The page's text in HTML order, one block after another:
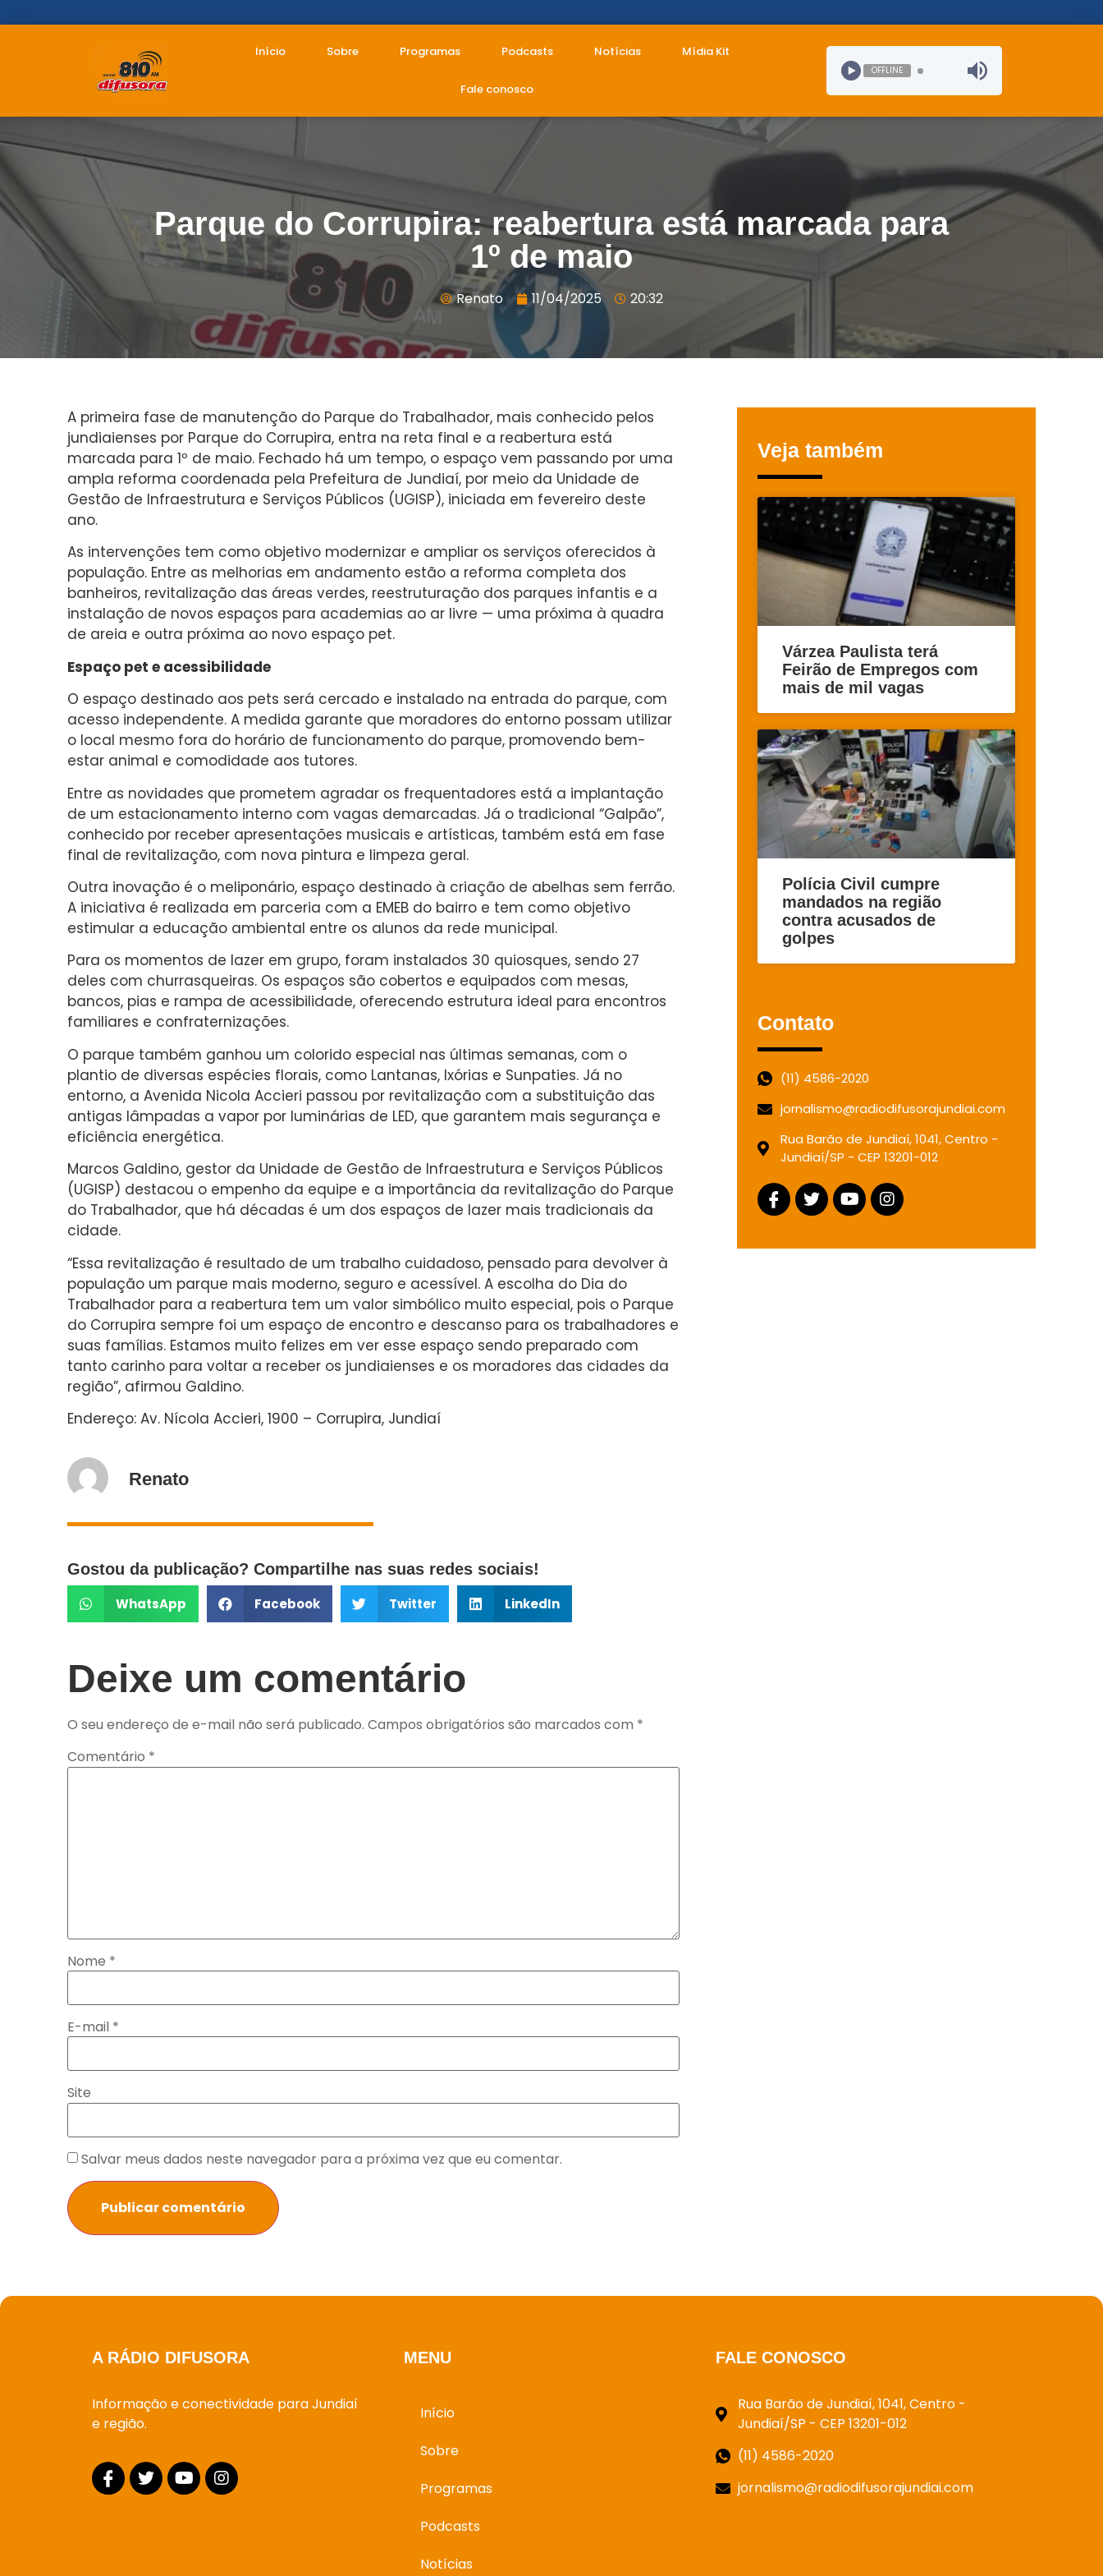
Início Sobre Programas Podcasts Notícias Mídia Kit
Fale conosco
OFFLINE
Parque do Corrupira: reabertura está marcada para
1º de maio
Renato 11/04/2025 20:32
A primeira fase de manutenção do Parque do Trabalhador, mais conhecido pelos
jundiaienses por Parque do Corrupira, entra na reta final e a reabertura está
marcada para 1º de maio. Fechado há um tempo, o espaço vem passando por uma
ampla reforma coordenada pela Prefeitura de Jundiaí, por meio da Unidade de
Gestão de Infraestrutura e Serviços Públicos (UGISP), iniciada em fevereiro deste
ano.
As intervenções tem como objetivo modernizar e ampliar os serviços oferecidos à
população. Entre as melhorias em andamento estão a reforma completa dos
banheiros, revitalização das áreas verdes, reestruturação dos parques infantis e a
instalação de novos espaços para academias ao ar livre — uma próxima à quadra
de areia e outra próxima ao novo espaço pet.
Espaço pet e acessibilidade
O espaço destinado aos pets será cercado e instalado na entrada do parque, com
acesso independente. A medida garante que moradores do entorno possam utilizar
o local mesmo fora do horário de funcionamento do parque, promovendo bem-
estar animal e comodidade aos tutores.
Entre as novidades que prometem agradar os frequentadores está a implantação
de um estacionamento interno com vagas demarcadas. Já o tradicional “Galpão”,
conhecido por receber apresentações musicais e artísticas, também está em fase
final de revitalização, com nova pintura e limpeza geral.
Outra inovação é o meliponário, espaço destinado à criação de abelhas sem ferrão.
A iniciativa é realizada em parceria com a EMEB do bairro e tem como objetivo
estimular a educação ambiental entre os alunos da rede municipal.
Para os momentos de lazer em grupo, foram instalados 30 quiosques, sendo 27
deles com churrasqueiras. Os espaços são cobertos e equipados com mesas,
bancos, pias e rampa de acessibilidade, oferecendo estrutura ideal para encontros
familiares e confraternizações.
O parque também ganhou um colorido especial nas últimas semanas, com o
plantio de diversas espécies florais, como Lantanas, Ixórias e Sunpaties. Já no
entorno, a Avenida Nicola Accieri passou por revitalização com a substituição das
antigas lâmpadas a vapor por luminárias de LED, que garantem mais segurança e
eficiência energética.
Marcos Galdino, gestor da Unidade de Gestão de Infraestrutura e Serviços Públicos
(UGISP) destacou o empenho da equipe e a importância da revitalização do Parque
do Trabalhador, que há décadas é um dos espaços de lazer mais tradicionais da
cidade.
“Essa revitalização é resultado de um trabalho cuidadoso, pensado para devolver à
população um parque mais moderno, seguro e acessível. A escolha do Dia do
Trabalhador para a reabertura tem um valor simbólico muito especial, pois o Parque
do Corrupira sempre foi um espaço de encontro e descanso para os trabalhadores e
suas famílias. Estamos muito felizes em ver esse espaço sendo preparado com
tanto carinho para voltar a receber os jundiaienses e os moradores das cidades da
região”, afirmou Galdino.
Endereço: Av. Nícola Accieri, 1900 – Corrupira, Jundiaí
Renato
Gostou da publicação? Compartilhe nas suas redes sociais!
WhatsApp Facebook Twitter LinkedIn
Deixe um comentário
O seu endereço de e-mail não será publicado. Campos obrigatórios são marcados com *
Comentário *
Nome *
E-mail *
Site
Salvar meus dados neste navegador para a próxima vez que eu comentar.
Veja também
Várzea Paulista terá
Feirão de Empregos com
mais de mil vagas
Polícia Civil cumpre
mandados na região
contra acusados de
golpes
Contato
(11) 4586-2020
jornalismo@radiodifusorajundiai.com
Rua Barão de Jundiaí, 1041, Centro -
Jundiaí/SP - CEP 13201-012
A RÁDIO DIFUSORA
Informação e conectividade para Jundiaí
e região.
MENU
Início
Sobre
Programas
Podcasts
Notícias
FALE CONOSCO
Rua Barão de Jundiaí, 1041, Centro -
Jundiaí/SP - CEP 13201-012
(11) 4586-2020
jornalismo@radiodifusorajundiai.com